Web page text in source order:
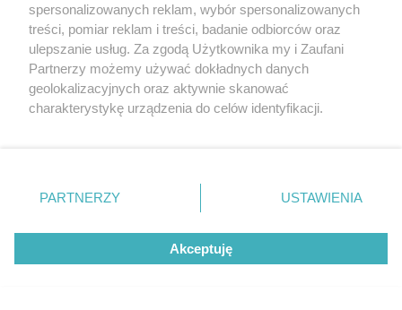
SPORT
Mecz Jagiellonii z Widzewem. Będzie 7
specjalnych linii autobusowych
spersonalizowanych reklam, wybór spersonalizowanych
treści, pomiar reklam i treści, badanie odbiorców oraz
ulepszanie usług. Za zgodą Użytkownika my i Zaufani
Partnerzy możemy używać dokładnych danych
geolokalizacyjnych oraz aktywnie skanować
charakterystykę urządzenia do celów identyfikacji.
zmienić/wycofać klikając przycisk ustawień prywatności
znajdujący się w lewym dolnym rogu strony
rodzaje przetwarzania danych nie wymagają zgody
użytkownika, ale masz prawo sprzeciwić się takiemu
przetwarzaniu. Preferencje będą miały zastosowanie tylko
PARTNERZY USTAWIENIA
Akceptuję